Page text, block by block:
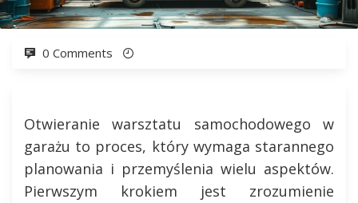
0 Comments
Otwieranie warsztatu samochodowego w
garażu to proces, który wymaga starannego
planowania i przemyślenia wielu aspektów.
Pierwszym krokiem jest zrozumienie